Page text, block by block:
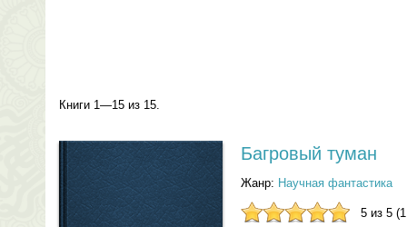
Книги 1—15 из 15.
Багровый туман
Жанр: Научная фантастика
5 из 5